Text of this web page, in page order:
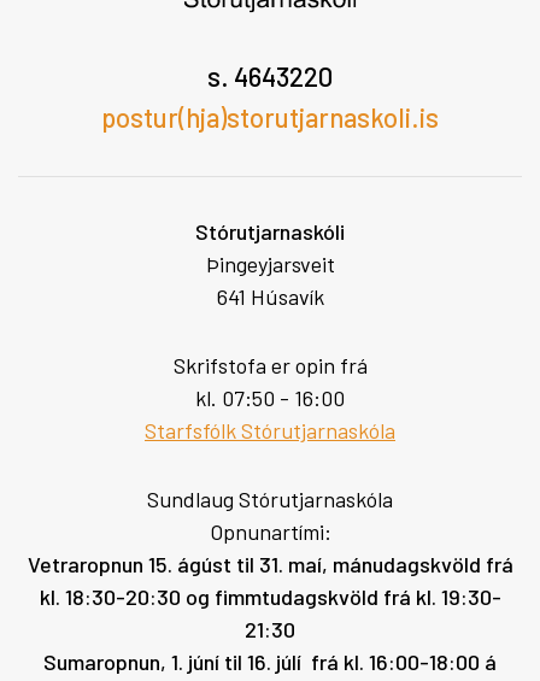
s. 4643220
postur(hja)storutjarnaskoli.is
Stórutjarnaskóli
Þingeyjarsveit
641 Húsavík
Skrifstofa er opin frá
kl. 07:50 - 16:00
Starfsfólk Stórutjarnaskóla
Sundlaug Stórutjarnaskóla
Opnunartími:
Vetraropnun 15. ágúst til 31. maí, mánudagskvöld frá
kl. 18:30-20:30 og fimmtudagskvöld frá kl. 19:30-
21:30
Sumaropnun, 1. júní til 16. júlí frá kl. 16:00-18:00 á